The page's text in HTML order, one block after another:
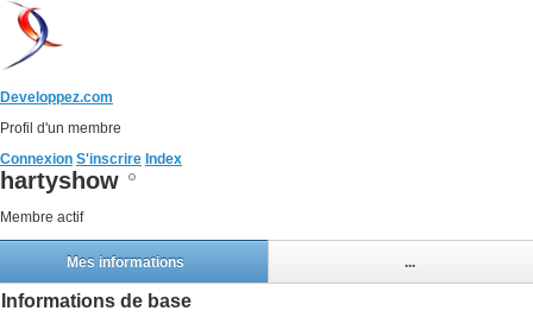
Developpez.com
Profil d'un membre
Connexion S'inscrire Index
hartyshow
Membre actif
Mes informations ...
Informations de base